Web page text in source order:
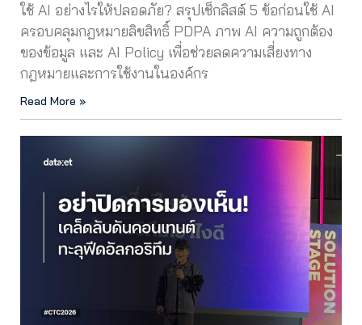
ใช้ AI อย่างไรให้ปลอดภัย? สรุปเช็กลิสต์ 5 ข้อก่อนใช้ AI
ครอบคลุมกฎหมายลิขสิทธิ์ PDPA ภาพ AI ความถูกต้อง
ของข้อมูล และ AI Policy เพื่อช่วยลดความเสี่ยงทาง
กฎหมายและการใช้งานในองค์กร
Read More »